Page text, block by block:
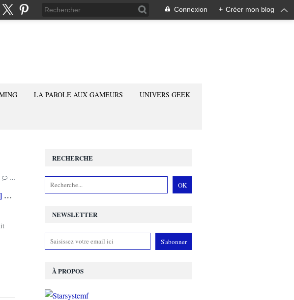
Connexion + Créer mon blog
LA PAROLE AUX GAMEURS UNIVERS GEEK
[REVUE LIVRE PAPA GAMEUR] LA SOPHROLOGIE C'EST LA VIE! chez FIRST EDITIONS
NEWSLETTER
RECHERCHE
À PROPOS